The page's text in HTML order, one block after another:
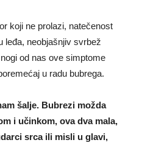
koji ne prolazi, natečenost
leđa, neobjašnjiv svrbež
od nas ove simptome
u radu bubrega.
šalje. Bubrezi možda
i učinkom, ova dva mala,
srca ili misli u glavi,